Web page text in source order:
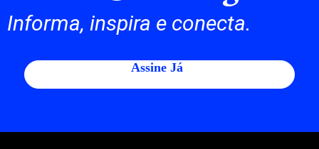
Informa, inspira e conecta.
Assine Já